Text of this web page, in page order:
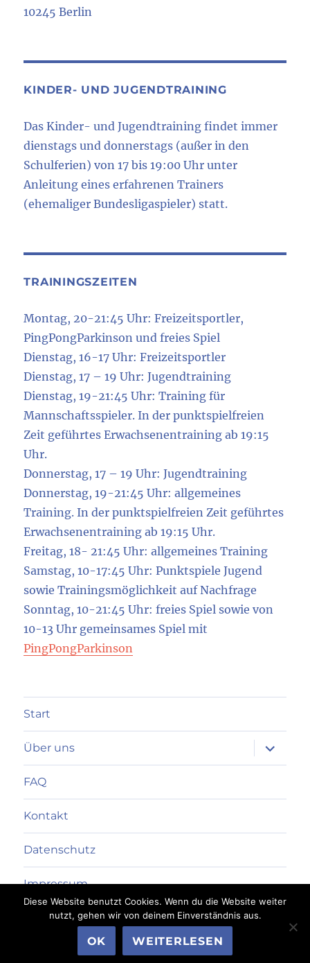
10245 Berlin
KINDER- UND JUGENDTRAINING
Das Kinder- und Jugendtraining findet immer
dienstags und donnerstags (außer in den
Schulferien) von 17 bis 19:00 Uhr unter
Anleitung eines erfahrenen Trainers
(ehemaliger Bundesligaspieler) statt.
TRAININGSZEITEN
Montag, 20-21:45 Uhr: Freizeitsportler,
PingPongParkinson und freies Spiel
Dienstag, 16-17 Uhr: Freizeitsportler
Dienstag, 17 – 19 Uhr: Jugendtraining
Dienstag, 19-21:45 Uhr: Training für
Mannschaftsspieler. In der punktspielfreien
Zeit geführtes Erwachsenentraining ab 19:15
Uhr.
Donnerstag, 17 – 19 Uhr: Jugendtraining
Donnerstag, 19-21:45 Uhr: allgemeines
Training. In der punktspielfreien Zeit geführtes
Erwachsenentraining ab 19:15 Uhr.
Freitag, 18- 21:45 Uhr: allgemeines Training
Samstag, 10-17:45 Uhr: Punktspiele Jugend
sowie Trainingsmöglichkeit auf Nachfrage
Sonntag, 10-21:45 Uhr: freies Spiel sowie von
10-13 Uhr gemeinsames Spiel mit
PingPongParkinson
Start
Über uns
anzeigen
FAQ
Kontakt
Datenschutz
Impressum
SSV Friedrichshain 1949 e.V.
Datenschutzerklärung
Mit Stolz präsentiert von WordPress
Diese Website benutzt Cookies. Wenn du die Website weiter
nutzt, gehen wir von deinem Einverständnis aus.
OK WEITERLESEN